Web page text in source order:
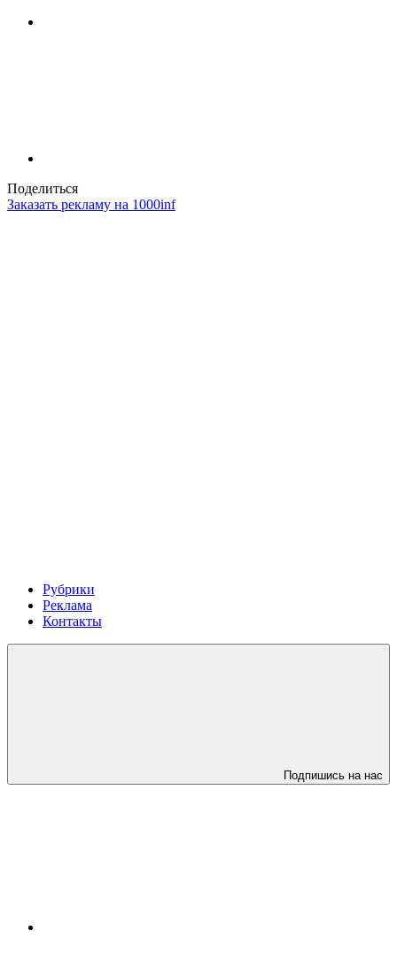
Поделиться
Заказать рекламу на 1000inf
Рубрики
Реклама
Контакты
Подпишись на нас